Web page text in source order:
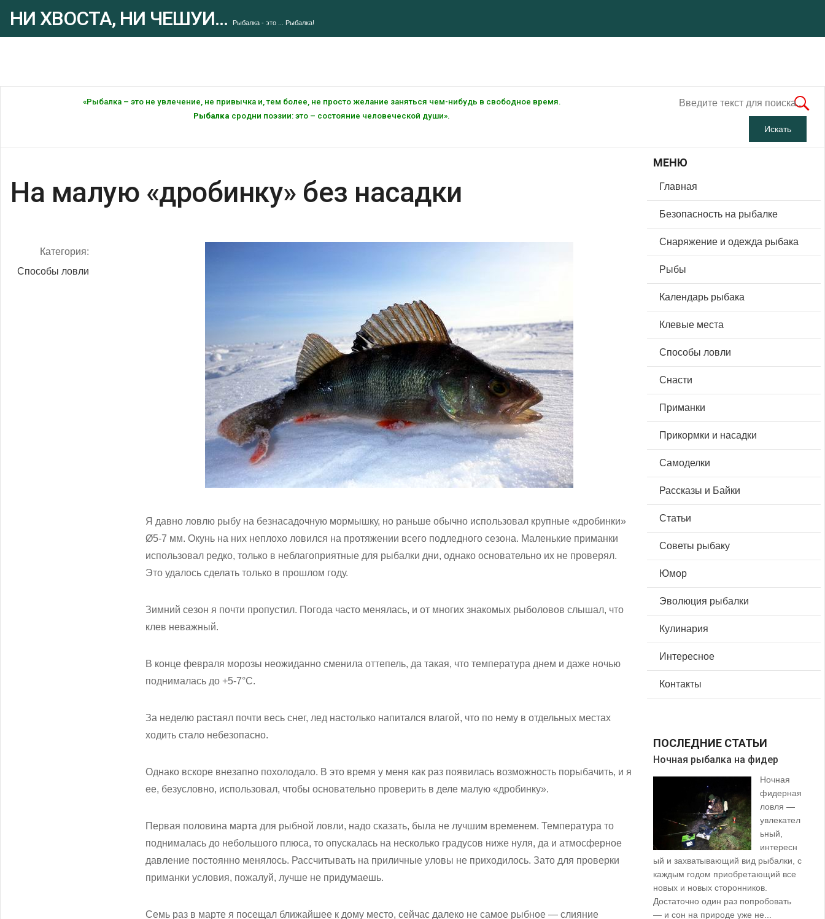
НИ ХВОСТА, НИ ЧЕШУИ... Рыбалка - это ... Рыбалка!
«Рыбалка – это не увлечение, не привычка и, тем более, не просто желание заняться чем-нибудь в свободное время.
Рыбалка сродни поэзии: это – состояние человеческой души».
На малую «дробинку» без насадки
Категория:
Способы ловли
Я давно ловлю рыбу на безнасадочную мормышку, но раньше обычно использовал крупные «дробинки»
Ø5-7 мм. Окунь на них неплохо ловился на протяжении всего подледного сезона. Маленькие приманки
использовал редко, только в неблагоприятные для рыбалки дни, однако основательно их не проверял.
Это удалось сделать только в прошлом году.
Зимний сезон я почти пропустил. Погода часто менялась, и от многих знакомых рыболовов слышал, что
клев неважный.
В конце февраля морозы неожиданно сменила оттепель, да такая, что температура днем и даже ночью
поднималась до +5-7°С.
За неделю растаял почти весь снег, лед настолько напитался влагой, что по нему в отдельных местах
ходить стало небезопасно.
Однако вскоре внезапно похолодало. В это время у меня как раз появилась возможность порыбачить, и я
ее, безусловно, использовал, чтобы основательно проверить в деле малую «дробинку».
Первая половина марта для рыбной ловли, надо сказать, была не лучшим временем. Температура то
поднималась до небольшого плюса, то опускалась на несколько градусов ниже нуля, да и атмосферное
давление постоянно менялось. Рассчитывать на приличные уловы не приходилось. Зато для проверки
приманки условия, пожалуй, лучше не придумаешь.
Семь раз в марте я посещал ближайшее к дому место, сейчас далеко не самое рыбное — слияние
МЕНЮ
Главная
Безопасность на рыбалке
Снаряжение и одежда рыбака
Рыбы
Календарь рыбака
Клевые места
Способы ловли
Снасти
Приманки
Прикормки и насадки
Самоделки
Рассказы и Байки
Статьи
Советы рыбаку
Юмор
Эволюция рыбалки
Кулинария
Интересное
Контакты
ПОСЛЕДНИЕ СТАТЬИ
Ночная рыбалка на фидер
Ночная
фидерная
ловля —
увлекател
ьный,
интересн
ый и захватывающий вид рыбалки, с
каждым годом приобретающий все
новых и новых сторонников.
Достаточно один раз попробовать
— и сон на природе уже не...